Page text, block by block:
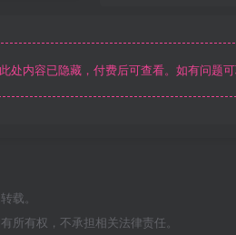
此处内容已隐藏，付费后可查看。如有问题可
载。
所有权，不承担相关法律责任。